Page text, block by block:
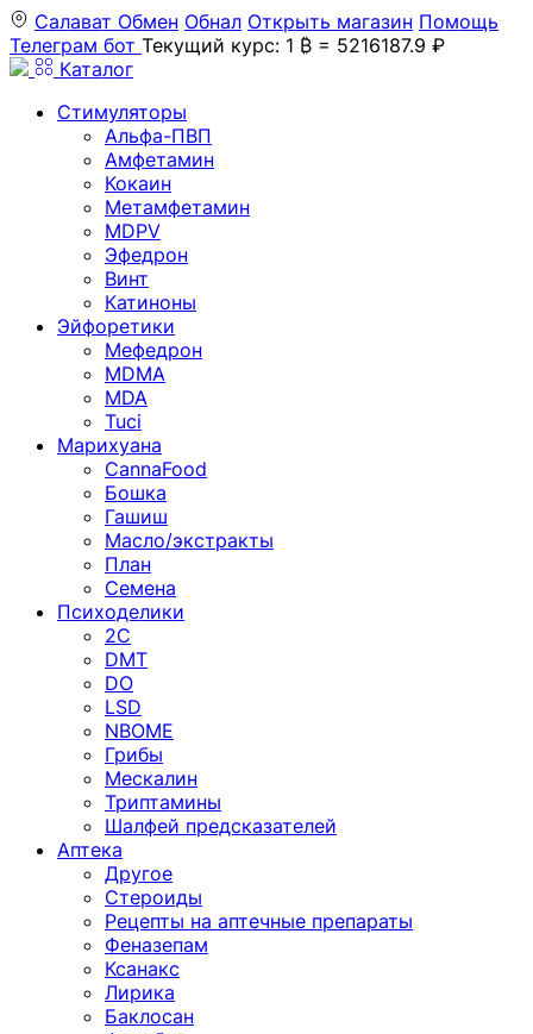
Салават Обмен Обнал Открыть магазин Помощь
Телеграм бот Текущий курс: 1 ₿ = 5216187.9 ₽
Каталог
Стимуляторы
Альфа-ПВП
Амфетамин
Кокаин
Метамфетамин
MDPV
Эфедрон
Винт
Катиноны
Эйфоретики
Мефедрон
MDMA
MDA
Tuci
Марихуана
CannaFood
Бошка
Гашиш
Масло/экстракты
План
Семена
Психоделики
2C
DMT
DO
LSD
NBOME
Грибы
Мескалин
Триптамины
Шалфей предсказателей
Аптека
Другое
Стероиды
Рецепты на аптечные препараты
Феназепам
Ксанакс
Лирика
Баклосан